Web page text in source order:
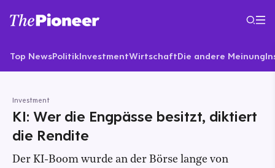
Top NewsPolitikInvestmentWirtschaftDie andere Meinung
Investment
KI: Wer die Engpässe besitzt, diktiert
die Rendite
Der KI-Boom wurde an der Börse lange von